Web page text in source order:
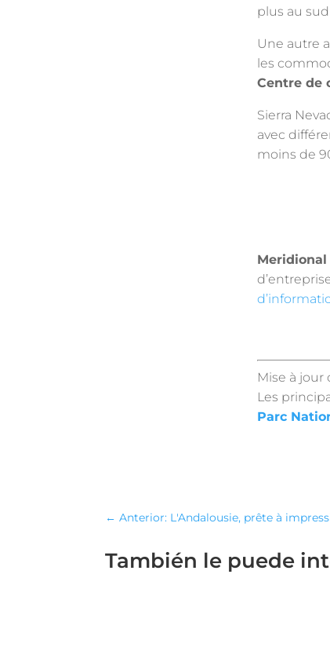
plus au sud
Une autre
les
Centre de
Sierra
avec
moins de
Meridional
Mise à jour
Les
Parc
←Anterior: L'Andalousie, prête à
También le puede